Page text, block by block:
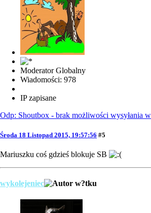
Moderator Globalny
Wiadomości: 978
IP zapisane
Odp: Shoutbox - brak możliwości wysyłania
Środa 18 Listopad 2015, 19:57:56 #5
Mariuszku coś gdzieś blokuje SB
wykolejeniec